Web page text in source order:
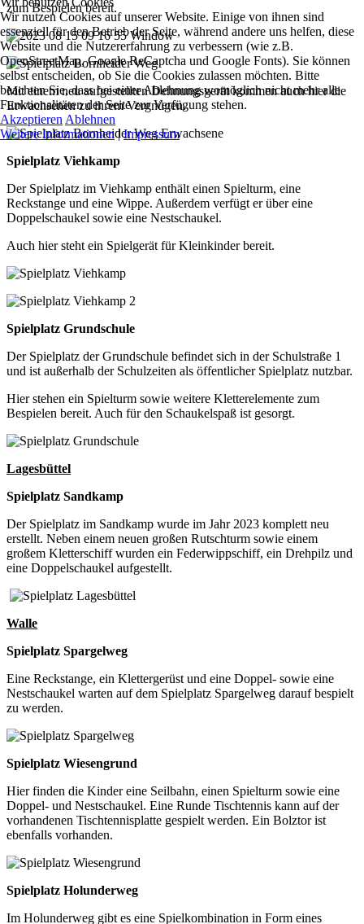
zum Bespielen bereit.
Mit einem neu aufgestellten Dehnungsgerät kommen auch hier die
Erwachsenen zu ihrem Vergnügen.
Spielplatz Viehkamp
Der Spielplatz im Viehkamp enthält einen Spielturm, eine
Reckstange und eine Wippe. Außerdem verfügt er über eine
Doppelschaukel sowie eine Nestschaukel.
Auch hier steht ein Spielgerät für Kleinkinder bereit.
Spielplatz Grundschule
Der Spielplatz der Grundschule befindet sich in der Schulstraße 1
und ist außerhalb der Schulzeiten als öffentlicher Spielplatz nutzbar.
Hier stehen ein Spielturm sowie weitere Kletterelemente zum
Bespielen bereit. Auch für den Schaukelspaß ist gesorgt.
Lagesbüttel
Spielplatz Sandkamp
Der Spielplatz im Sandkamp wurde im Jahr 2023 komplett neu
erstellt. Neben einem neuen großen Rutschturm sowie einem
großem Kletterschiff wurden ein Federwippschiff, ein Drehpilz und
eine Doppelschaukel aufgestellt.
Walle
Spielplatz Spargelweg
Eine Reckstange, ein Klettergerüst und eine Doppel- sowie eine
Nestschaukel warten auf dem Spielplatz Spargelweg darauf bespielt
zu werden.
Spielplatz Wiesengrund
Hier finden die Kinder eine Seilbahn, einen Spielturm sowie eine
Doppel- und Nestschaukel. Eine Runde Tischtennis kann auf der
vorhandenen Tischtennisplatte gespielt werden. Ein Bolztor ist
ebenfalls vorhanden.
Spielplatz Holunderweg
Im Holunderweg gibt es eine Spielkombination in Form eines
Wir nutzen Cookies auf unserer Website. Einige von ihnen sind
essenziell für den Betrieb der Seite, während andere uns helfen, diese
Website und die Nutzererfahrung zu verbessern (wie z.B.
OpenStreetMap, Google ReCaptcha und Google Fonts). Sie können
selbst entscheiden, ob Sie die Cookies zulassen möchten. Bitte
beachten Sie, dass bei einer Ablehnung womöglich nicht mehr alle
Funktionalitäten der Seite zur Verfügung stehen.
Akzeptieren Ablehnen
Weitere Informationen|Impressum